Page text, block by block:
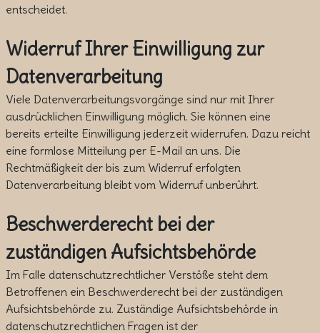
entscheidet.
Widerruf Ihrer Einwilligung zur
Datenverarbeitung
Viele Datenverarbeitungsvorgänge sind nur mit Ihrer
ausdrücklichen Einwilligung möglich. Sie können eine
bereits erteilte Einwilligung jederzeit widerrufen. Dazu reicht
eine formlose Mitteilung per E-Mail an uns. Die
Rechtmäßigkeit der bis zum Widerruf erfolgten
Datenverarbeitung bleibt vom Widerruf unberührt.
Beschwerderecht bei der
zuständigen Aufsichtsbehörde
Im Falle datenschutzrechtlicher Verstöße steht dem
Betroffenen ein Beschwerderecht bei der zuständigen
Aufsichtsbehörde zu. Zuständige Aufsichtsbehörde in
datenschutzrechtlichen Fragen ist der